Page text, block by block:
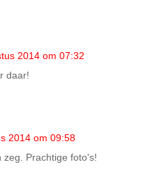
2014 om 07:32
daar!
2014 om 09:58
zeg. Prachtige foto's!